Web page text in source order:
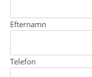
Efternamn
Telefon